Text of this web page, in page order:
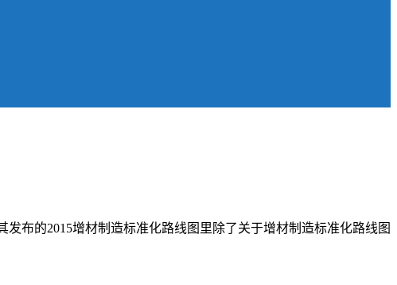
布的2015增材制造标准化路线图里除了关于增材制造标准化路线图